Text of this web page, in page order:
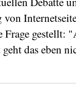
von
gestellt:
das eben